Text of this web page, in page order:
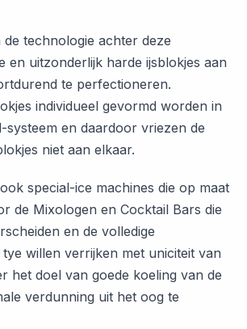
technologie achter deze
en uitzonderlijk harde ijsblokjes aan
te perfectioneren.
individueel gevormd worden in
systeem en daardoor vriezen de
niet aan elkaar.
special-ice machines die op maat
de Mixologen en Cocktail Bars die
en de volledige
willen verrijken met uniciteit van
het doel van goede koeling van de
verdunning uit het oog te